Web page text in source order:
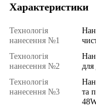
Характеристики
Технологія
нанесення №1
Технологія
нанесення №2
для
Технологія
нанесення №3
та